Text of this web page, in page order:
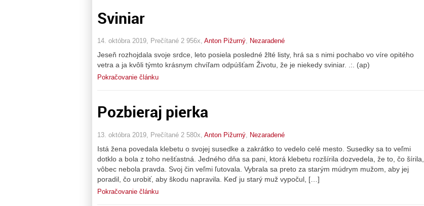
Sviniar
14. októbra 2019, Prečítané 2 956x, Anton Pižurný, Nezaradené
Jeseň rozhojdala svoje srdce, leto posiela posledné žlté listy, hrá sa s nimi pochabo vo víre opitého
vetra a ja kvôli týmto krásnym chvíľam odpúšťam Životu, že je niekedy sviniar. .:. (ap)
Pokračovanie článku
Pozbieraj pierka
13. októbra 2019, Prečítané 2 580x, Anton Pižurný Nezaradené
Istá žena povedala klebetu o svojej susedke a zakrátko to vedelo celé mesto. Susedky sa to veľmi
dotklo a bola z toho nešťastná. Jedného dňa sa pani, ktorá klebetu rozšírila dozvedela, že to, čo šírila,
vôbec nebola pravda. Svoj čin veľmi ľutovala. Vybrala sa preto za starým múdrym mužom, aby jej
poradil, čo urobiť, aby škodu napravila. Keď ju starý muž vypočul, […]
Pokračovanie článku